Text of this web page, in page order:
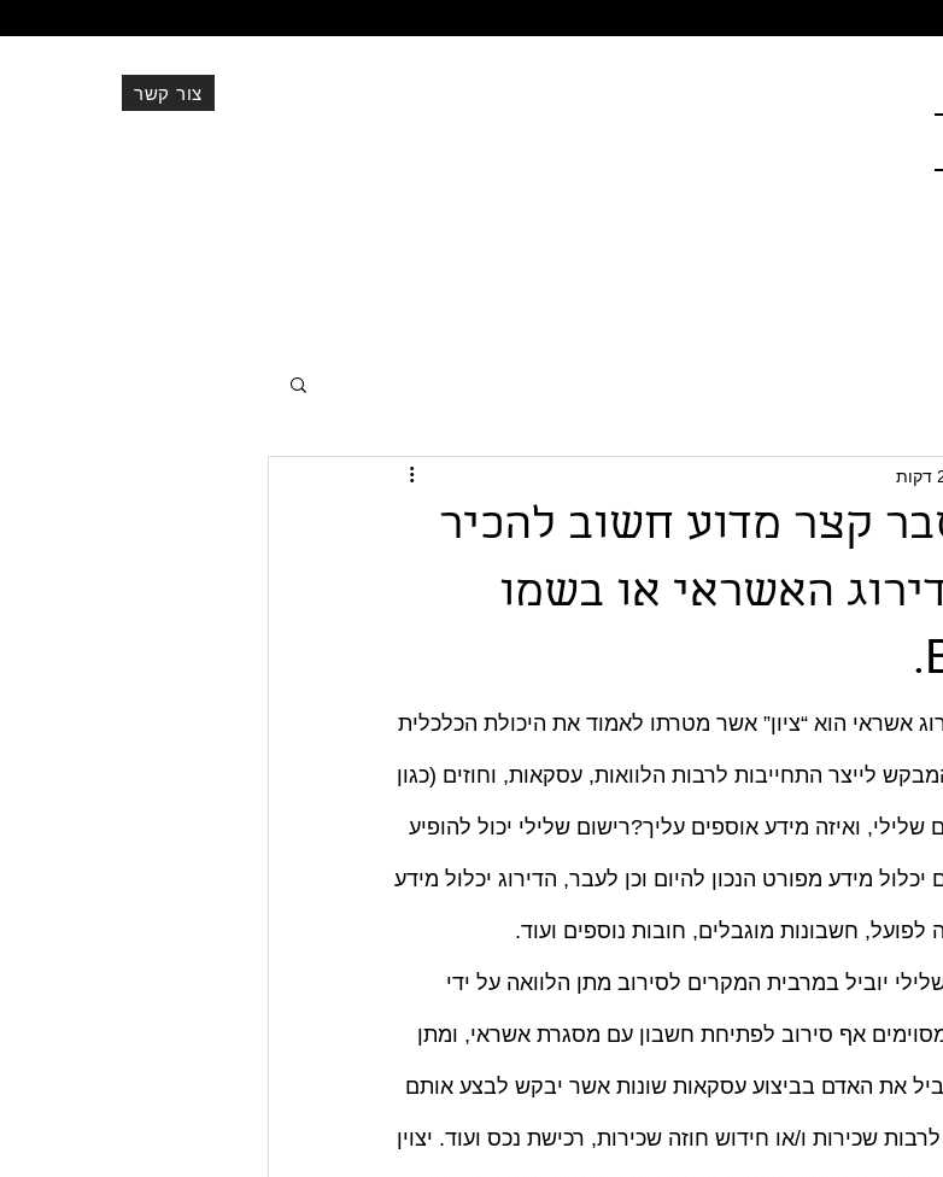
צור קשר
קצר מדוע חשוב להכיר
האשראי או בשמו
אשראי הוא “ציון” אשר מטרתו לאמוד את היכולת הכלכלית
לייצר התחייבות לרבות הלוואות, עסקאות, וחוזים (כגון
ואיזה מידע אוספים עליך?רישום שלילי יכול להופיע
מידע מפורט הנכון להיום וכן לעבר, הדירוג יכלול מידע
חשבונות מוגבלים, חובות נוספים ועוד.
יוביל במרבית המקרים לסירוב מתן הלוואה על ידי
אף סירוב לפתיחת חשבון עם מסגרת אשראי, ומתן
את האדם בביצוע עסקאות שונות אשר יבקש לבצע אותם
שכירות ו/או חידוש חוזה שכירות, רכישת נכס ועוד. יצוין